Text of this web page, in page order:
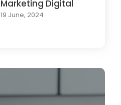
Marketing Digital
19 June, 2024